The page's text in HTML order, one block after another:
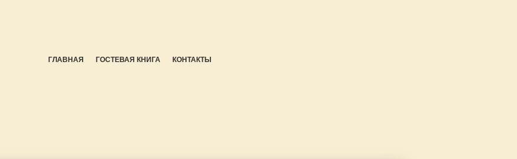
ГЛАВНАЯ ГОСТЕВАЯ КНИГА КОНТАКТЫ